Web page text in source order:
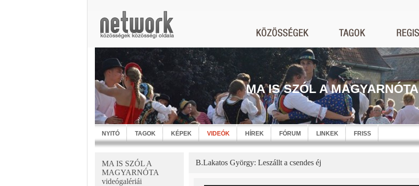
MA IS SZÓL A MAGYARNÓTA
NYITÓ TAGOK KÉPEK VIDEÓK HÍREK FÓRUM LINKEK FRISS
MA IS SZÓL A
MAGYARNÓTA
videógalériái
B.Lakatos György: Leszállt a csendes éj